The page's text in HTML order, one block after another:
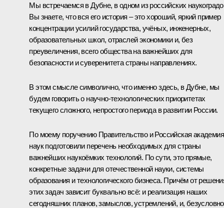
Мы встречаемся в Дубне, в одном из российских
Вы знаете, что вся его история – это хороший, яркий пример
концентрации усилий государства, учёных, инженерных,
образовательных школ, отраслей экономики и, без
преувеличения, всего общества на важнейших для
безопасности и суверенитета страны направлениях.
В этом смысле символично, что именно здесь, в Дубне, мы
будем говорить о научно-технологических приоритетах
текущего сложного, непростого периода в развитии России.
По моему поручению Правительство и Российская академия
наук подготовили перечень необходимых для страны
важнейших наукоёмких технологий. По сути, это прямые,
конкретные задачи для отечественной науки, системы
образования и технологического бизнеса. Причём от
этих задач зависит буквально всё: и реализация наших
сегодняшних планов, замыслов, устремлений, и,